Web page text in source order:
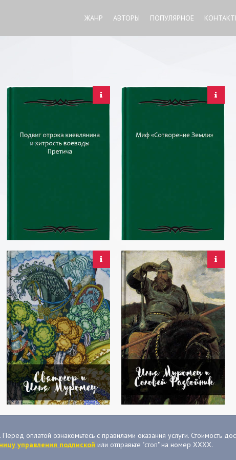
ЖАНР АВТОРЫ ПОПУЛЯРНОЕ
оплатой ознакомьтесь с правилами оказания услуги. Стоимость
управления подпиской или отправьте "стоп" на номер ХХХХ.